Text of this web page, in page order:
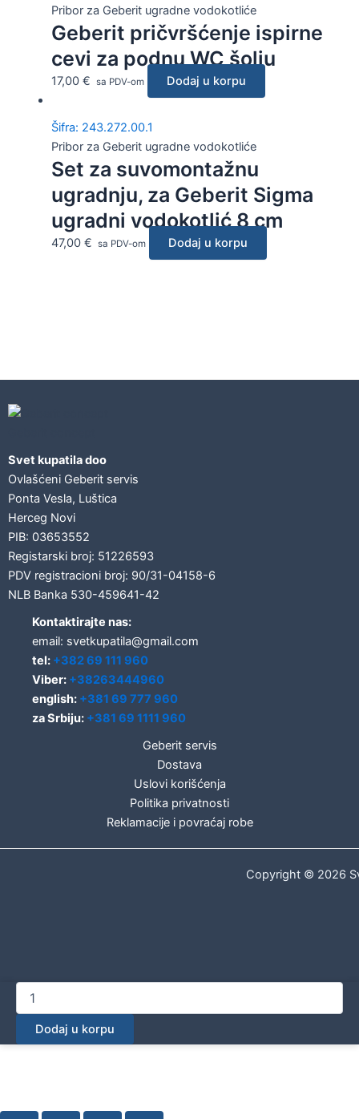
Pribor za Geberit ugradne vodokotliće
Geberit pričvršćenje ispirne
cevi za podnu WC šolju
17,00 € sa PDV-om Dodaj u korpu
Šifra: 243.272.00.1
Pribor za Geberit ugradne vodokotliće
Set za suvomontažnu
ugradnju, za Geberit Sigma
ugradni vodokotlić 8 cm
47,00 € sa PDV-om Dodaj u korpu
Svet kupatila doo
Ovlašćeni Geberit servis
Ponta Vesla, Luštica
Herceg Novi
PIB: 03653552
Registarski broj: 51226593
PDV registracioni broj: 90/31-04158-6
NLB Banka 530-459641-42
Kontaktirajte nas:
email: svetkupatila@gmail.com
tel: +382 69 111 960
Viber: +38263444960
english: +381 69 777 960
za Srbiju: +381 69 1111 960
Geberit servis
Dostava
Uslovi korišćenja
Politika privatnosti
Reklamacije i povraćaj robe
Copyright © 2026
Geberit
komplet
priključnih
Dodaj u korpu